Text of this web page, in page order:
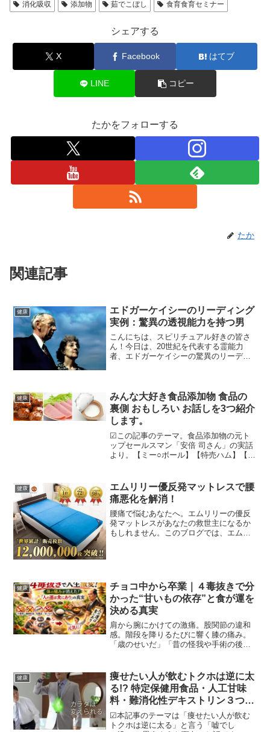
消化吸収 添加物 茹でこぼし 食育食育セミナー
シェアする
X Facebook はてブ
LINE コピー
たかをフォローする
たか
関連記事
健康
エドガーケイシーのリーディング
実例：驚異の透視能力を持つ男
こんにちは、スピリチュアル好きの皆さ
ん！今日は、20世紀を代表する霊能力
者、エドガーケイシーの驚異のリーディ
な実例を通して、その魅力を...
健康
みんな大好き食品添加物 食品の
裏側 おもしろい お話しを3つ紹介
します。
☑この記事のテーマ。食品添加物の元ト
ップセールスマン「安倍 司さん」の実話
より。【ミー○ボール】【特売ハム】【コ
(adsbygoogle = window.adsbyg...
健康
エムリリー優反発マットレスで腰
痛悪化を解消！
腰痛で悩むあなたへ。エムリリーの優反
発マットレスがあなたの救世主になるか
もしれません。このブログでは、エムリ
健康
チョコ中から卒業｜４毒抜きで分
かった“甘いもの依存”と食が運を
決める真実
肩から腕にかけての激痛。股関節の違和
感。階段を降りるたびに響く膝の痛み。
「歳のせいだ」「昔の怪我や手術の後遺
も、特別な治療や高額なサプリメントで
はなく――“摂らない”とい...
健康
痩せたい人が飲むトクホは逆に太
る!? 特定保健用食品・人工甘味
料・難消化性デキストリン３つの
効果
☑本記事のテーマは「痩せたい人が飲む
トクホは逆に太る」と言う「嘘でし